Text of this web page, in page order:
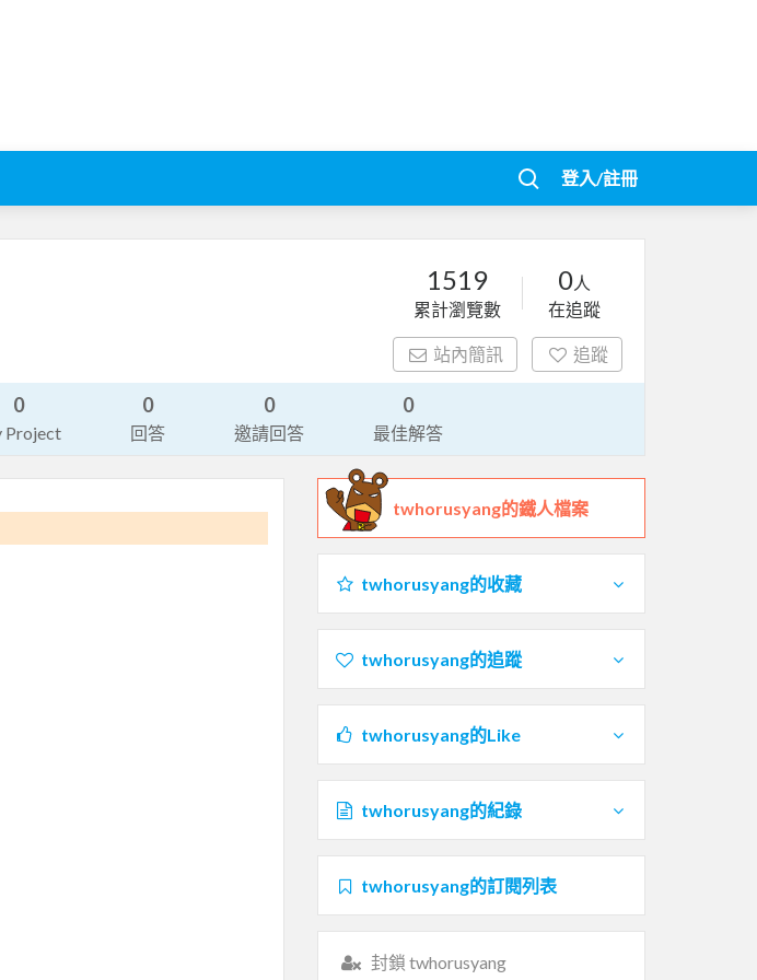
登入/註冊
1519
累計瀏覽數
0人
在追蹤
站內簡訊 追蹤
0
Project
0
回答
0
邀請回答
0
最佳解答
twhorusyang的鐵人檔案
twhorusyang的收藏
twhorusyang的追蹤
twhorusyang的Like
twhorusyang的紀錄
twhorusyang的訂閱列表
封鎖 twhorusyang